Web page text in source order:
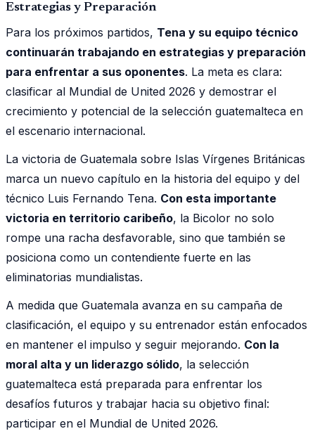
Estrategias y Preparación
Para los próximos partidos, Tena y su equipo técnico
continuarán trabajando en estrategias y preparación
para enfrentar a sus oponentes. La meta es clara:
clasificar al Mundial de United 2026 y demostrar el
crecimiento y potencial de la selección guatemalteca en
el escenario internacional.
La victoria de Guatemala sobre Islas Vírgenes Británicas
marca un nuevo capítulo en la historia del equipo y del
técnico Luis Fernando Tena. Con esta importante
victoria en territorio caribeño, la Bicolor no solo
rompe una racha desfavorable, sino que también se
posiciona como un contendiente fuerte en las
eliminatorias mundialistas.
A medida que Guatemala avanza en su campaña de
clasificación, el equipo y su entrenador están enfocados
en mantener el impulso y seguir mejorando. Con la
moral alta y un liderazgo sólido, la selección
guatemalteca está preparada para enfrentar los
desafíos futuros y trabajar hacia su objetivo final:
participar en el Mundial de United 2026.